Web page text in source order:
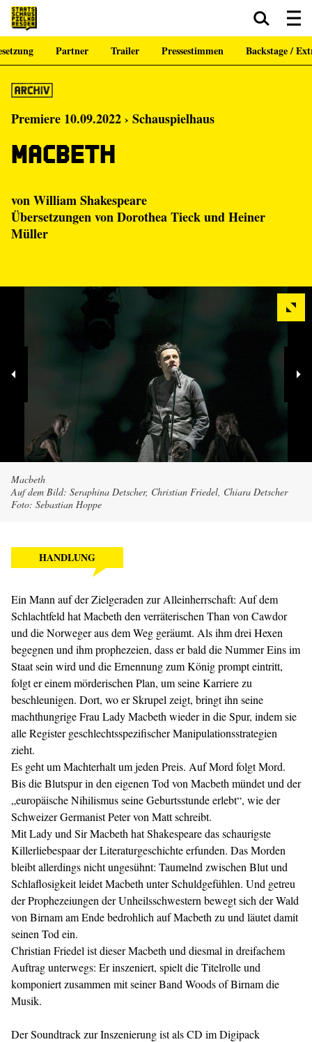
Zum Hauptinhalt springen Zum Footer springen
Partner Trailer Pressestimmen Backstage /
Premiere 10.09.2022 › Schauspielhaus
Macbeth
von William Shakespeare
Übersetzungen von Dorothea Tieck und Heiner
Müller
Macbeth
Auf dem Bild: Seraphina Detscher, Christian Friedel, Chiara Detscher
Foto: Sebastian Hoppe
HANDLUNG
Ein Mann auf der Zielgeraden zur Alleinherrschaft: Auf dem
Schlachtfeld hat Macbeth den verräterischen Than von Cawdor
und die Norweger aus dem Weg geräumt. Als ihm drei Hexen
begegnen und ihm prophezeien, dass er bald die Nummer Eins im
Staat sein wird und die Ernennung zum König prompt eintritt,
folgt er einem mörderischen Plan, um seine Karriere zu
beschleunigen. Dort, wo er Skrupel zeigt, bringt ihn seine
machthungrige Frau Lady Macbeth wieder in die Spur, indem sie
alle Register geschlechtsspezifischer Manipulationsstrategien
zieht.
Es geht um Machterhalt um jeden Preis. Auf Mord folgt Mord.
Bis die Blutspur in den eigenen Tod von Macbeth mündet und der
„europäische Nihilismus seine Geburtsstunde erlebt“, wie der
Schweizer Germanist Peter von Matt schreibt.
Mit Lady und Sir Macbeth hat Shakespeare das schaurigste
Killerliebespaar der Literaturgeschichte erfunden. Das Morden
bleibt allerdings nicht ungesühnt: Taumelnd zwischen Blut und
Schlaflosigkeit leidet Macbeth unter Schuldgefühlen. Und getreu
der Prophezeiungen der Unheilsschwestern bewegt sich der Wald
von Birnam am Ende bedrohlich auf Macbeth zu und läutet damit
seinen Tod ein.
Christian Friedel ist dieser Macbeth und diesmal in dreifachem
Auftrag unterwegs: Er inszeniert, spielt die Titelrolle und
komponiert zusammen mit seiner Band Woods of Birnam die
Musik.
Der Soundtrack zur Inszenierung ist als CD im Digipack